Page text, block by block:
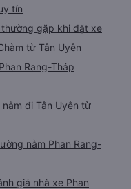
tín
gặp khi đặt xe
từ Tân Uyên
Rang-Tháp
đi Tân Uyên từ
nằm Phan Rang-
giá nhà xe Phan